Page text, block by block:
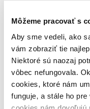
Môžeme pracovať s
Aby sme vedeli, ako
vám zobraziť tie
Niektoré sú naozaj
vôbec nefungovala.
cookies, ktoré nám
funguje, a stále ho
Bestsellery
Top hodnotené
Novinky
Najdrahšie
Najlacnejšie
Najvyššia zľava